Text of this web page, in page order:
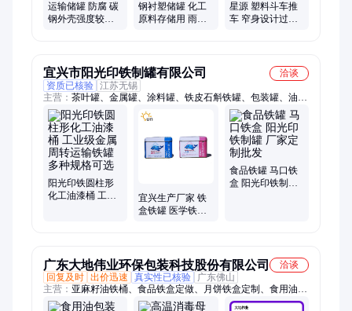
运输储罐 防腐 碳
钢外壳强度较高
钢衬塑储罐 化工
原料存储用 雨水
星源 塑料斗车推
车 窄身设计过窄
宜兴市阳光印铁制罐有限公司
洽谈
资质已核验 江苏无锡
主营： 茶叶罐、金属罐、涂料罐、铁皮石斛铁罐、包装罐、油漆
罐、胶囊罐、涂料桶、医药罐、印铁制罐、金属食品罐、金属马
铁口罐
阳光印铁圆柱形
化工油漆桶 工业
宜兴生产厂家 铁
盒铁罐 医学铁罐
食品铁罐 马口铁
盒 阳光印铁制罐
广东大地伟业环保包装科技股份有限公司
洽谈
回复及时 出价迅速 真实性已核验
广东佛山
主营： 亚麻籽油铁桶、食品铁盒定做、月饼铁盒定制、食用油铁
罐包装、山茶油铁罐、饼干铁罐包装、食品马口铁罐包装、铁罐